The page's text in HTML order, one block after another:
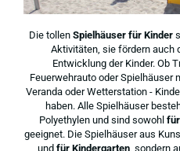
Die tollen Spielhäuser für Kinder
Aktivitäten, sie fördern auch
Entwicklung der Kinder. Ob
Feuerwehrauto oder
Veranda oder Wetterstation -
haben. Alle Spielhäuser
Polyethylen und sind sowohl
geeignet. Die Spielhäuser aus
und für Kindergarten, sondern